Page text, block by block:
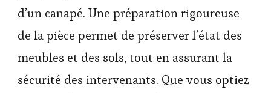
d’un canapé. Une préparation rigoureuse
de la pièce permet de préserver l’état des
meubles et des sols, tout en assurant la
sécurité des intervenants. Que vous optiez